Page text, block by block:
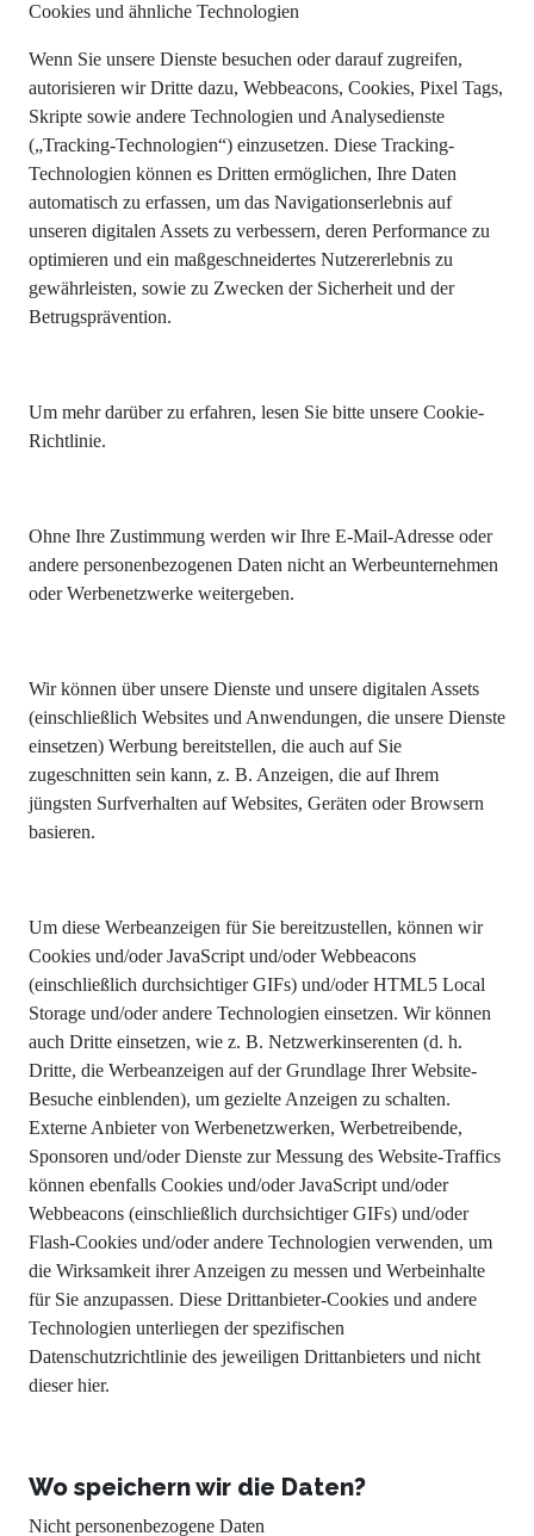
Cookies und ähnliche Technologien
Wenn Sie unsere Dienste besuchen oder darauf zugreifen,
autorisieren wir Dritte dazu, Webbeacons, Cookies, Pixel Tags,
Skripte sowie andere Technologien und Analysedienste
(„Tracking-Technologien“) einzusetzen. Diese Tracking-
Technologien können es Dritten ermöglichen, Ihre Daten
automatisch zu erfassen, um das Navigationserlebnis auf
unseren digitalen Assets zu verbessern, deren Performance zu
optimieren und ein maßgeschneidertes Nutzererlebnis zu
gewährleisten, sowie zu Zwecken der Sicherheit und der
Betrugsprävention.
Um mehr darüber zu erfahren, lesen Sie bitte unsere Cookie-
Richtlinie.
Ohne Ihre Zustimmung werden wir Ihre E-Mail-Adresse oder
andere personenbezogenen Daten nicht an Werbeunternehmen
oder Werbenetzwerke weitergeben.
Wir können über unsere Dienste und unsere digitalen Assets
(einschließlich Websites und Anwendungen, die unsere Dienste
einsetzen) Werbung bereitstellen, die auch auf Sie
zugeschnitten sein kann, z. B. Anzeigen, die auf Ihrem
jüngsten Surfverhalten auf Websites, Geräten oder Browsern
basieren.
Um diese Werbeanzeigen für Sie bereitzustellen, können wir
Cookies und/oder JavaScript und/oder Webbeacons
(einschließlich durchsichtiger GIFs) und/oder HTML5 Local
Storage und/oder andere Technologien einsetzen. Wir können
auch Dritte einsetzen, wie z. B. Netzwerkinserenten (d. h.
Dritte, die Werbeanzeigen auf der Grundlage Ihrer Website-
Besuche einblenden), um gezielte Anzeigen zu schalten.
Externe Anbieter von Werbenetzwerken, Werbetreibende,
Sponsoren und/oder Dienste zur Messung des Website-Traffics
können ebenfalls Cookies und/oder JavaScript und/oder
Webbeacons (einschließlich durchsichtiger GIFs) und/oder
Flash-Cookies und/oder andere Technologien verwenden, um
die Wirksamkeit ihrer Anzeigen zu messen und Werbeinhalte
für Sie anzupassen. Diese Drittanbieter-Cookies und andere
Technologien unterliegen der spezifischen
Datenschutzrichtlinie des jeweiligen Drittanbieters und nicht
dieser hier.
Wo speichern wir die Daten?
Nicht personenbezogene Daten